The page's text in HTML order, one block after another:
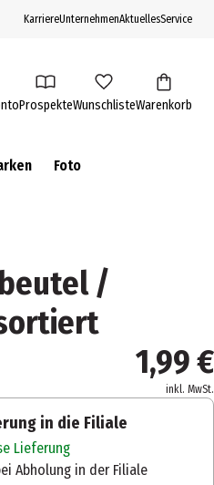
KarriereUnternehmenAktuellesService
ProspekteWunschlisteWarenkorb
Foto
/
1,99 €
inkl. MwSt.
in die Filiale
Lieferung
Abholung in der Filiale